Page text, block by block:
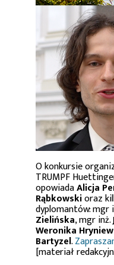
O konkursie
TRUMPF
opowiadaAlicja
Rąbkowskioraz
dyplomantów: mgr
Zielińska, mgr inż.
Weronika
Bartyzel.
[materiał